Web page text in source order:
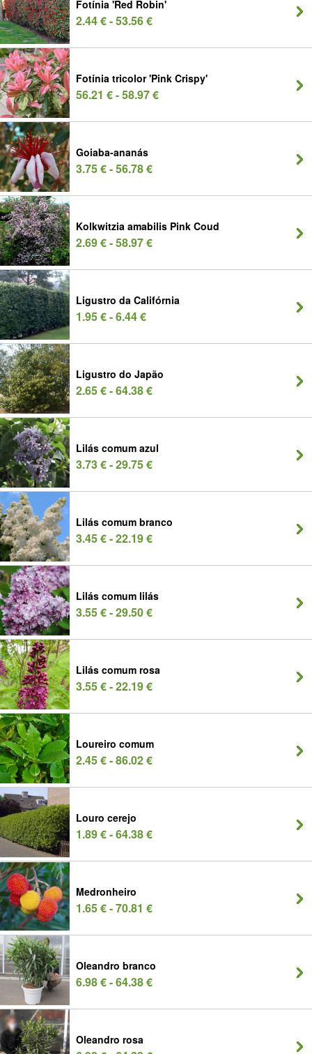
Fotínia 'Red Robin'
2.44 € - 53.56 €
Fotínia tricolor 'Pink Crispy'
56.21 € - 58.97 €
Goiaba-ananás
3.75 € - 56.78 €
Kolkwitzia amabilis Pink Coud
2.69 € - 58.97 €
Ligustro da Califórnia
1.95 € - 6.44 €
Ligustro do Japão
2.65 € - 64.38 €
Lilás comum azul
3.73 € - 29.75 €
Lilás comum branco
3.45 € - 22.19 €
Lilás comum lilás
3.55 € - 29.50 €
Lilás comum rosa
3.55 € - 22.19 €
Loureiro comum
2.45 € - 86.02 €
Louro cerejo
1.89 € - 64.38 €
Medronheiro
1.65 € - 70.81 €
Oleandro branco
6.98 € - 64.38 €
Oleandro rosa